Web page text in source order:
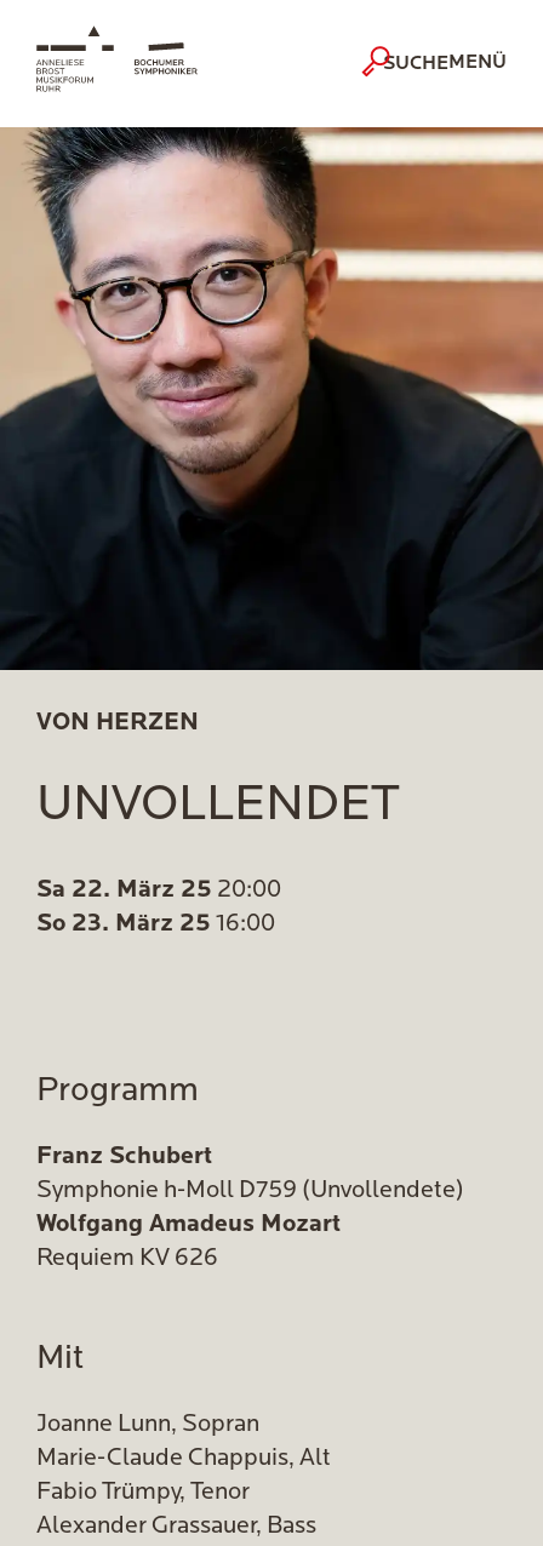
SUCHEMENÜ
VON HERZEN
UNVOLLENDET
Sa 22. März 25 20:00
So 23. März 25 16:00
Programm
Franz Schubert
Symphonie h-Moll D759 (Unvollendete)
Wolfgang Amadeus Mozart
Requiem KV 626
Mit
Joanne Lunn, Sopran
Marie-Claude Chappuis, Alt
Fabio Trümpy, Tenor
Alexander Grassauer, Bass